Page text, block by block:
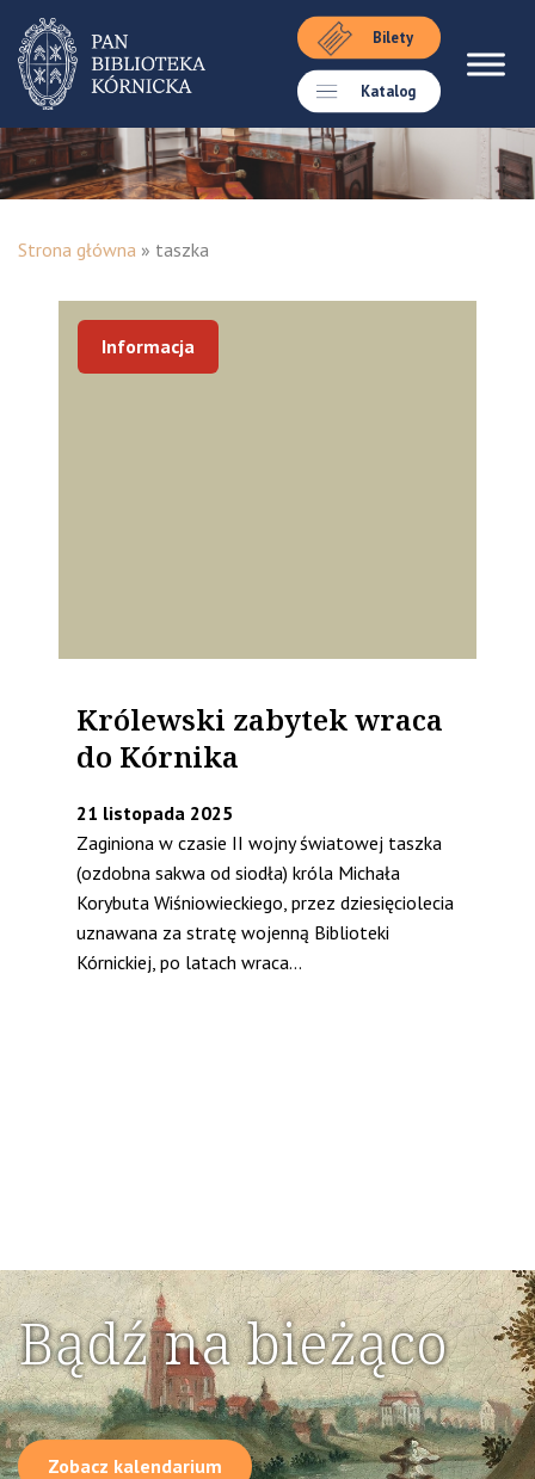
Bilety
Katalog
Strona główna » taszka
Informacja
Królewski zabytek wraca
do Kórnika
21 listopada 2025
Zaginiona w czasie II wojny światowej taszka
(ozdobna sakwa od siodła) króla Michała
Korybuta Wiśniowieckiego, przez dziesięciolecia
uznawana za stratę wojenną Biblioteki
Kórnickiej, po latach wraca...
Bądź na bieżąco
Zobacz kalendarium